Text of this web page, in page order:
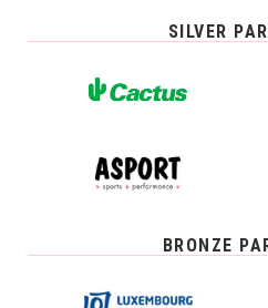
SILVER
BRONZE